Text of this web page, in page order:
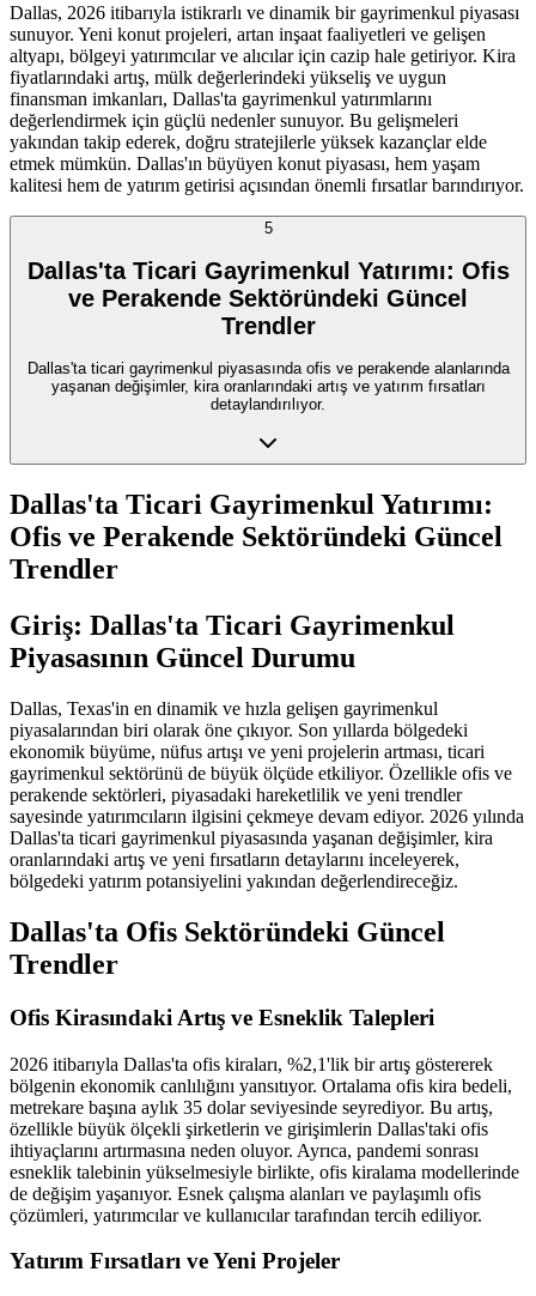
Dallas, 2026 itibarıyla istikrarlı ve dinamik bir gayrimenkul piyasası
sunuyor. Yeni konut projeleri, artan inşaat faaliyetleri ve gelişen
altyapı, bölgeyi yatırımcılar ve alıcılar için cazip hale getiriyor. Kira
fiyatlarındaki artış, mülk değerlerindeki yükseliş ve uygun
finansman imkanları, Dallas'ta gayrimenkul yatırımlarını
değerlendirmek için güçlü nedenler sunuyor. Bu gelişmeleri
yakından takip ederek, doğru stratejilerle yüksek kazançlar elde
etmek mümkün. Dallas'ın büyüyen konut piyasası, hem yaşam
kalitesi hem de yatırım getirisi açısından önemli fırsatlar barındırıyor.
5
Dallas'ta Ticari Gayrimenkul Yatırımı: Ofis
ve Perakende Sektöründeki Güncel
Trendler
Dallas'ta ticari gayrimenkul piyasasında ofis ve perakende alanlarında
yaşanan değişimler, kira oranlarındaki artış ve yatırım fırsatları
detaylandırılıyor.
Dallas'ta Ticari Gayrimenkul Yatırımı:
Ofis ve Perakende Sektöründeki Güncel
Trendler
Giriş: Dallas'ta Ticari Gayrimenkul
Piyasasının Güncel Durumu
Dallas, Texas'in en dinamik ve hızla gelişen gayrimenkul
piyasalarından biri olarak öne çıkıyor. Son yıllarda bölgedeki
ekonomik büyüme, nüfus artışı ve yeni projelerin artması, ticari
gayrimenkul sektörünü de büyük ölçüde etkiliyor. Özellikle ofis ve
perakende sektörleri, piyasadaki hareketlilik ve yeni trendler
sayesinde yatırımcıların ilgisini çekmeye devam ediyor. 2026 yılında
Dallas'ta ticari gayrimenkul piyasasında yaşanan değişimler, kira
oranlarındaki artış ve yeni fırsatların detaylarını inceleyerek,
bölgedeki yatırım potansiyelini yakından değerlendireceğiz.
Dallas'ta Ofis Sektöründeki Güncel
Trendler
Ofis Kirasındaki Artış ve Esneklik Talepleri
2026 itibarıyla Dallas'ta ofis kiraları, %2,1'lik bir artış göstererek
bölgenin ekonomik canlılığını yansıtıyor. Ortalama ofis kira bedeli,
metrekare başına aylık 35 dolar seviyesinde seyrediyor. Bu artış,
özellikle büyük ölçekli şirketlerin ve girişimlerin Dallas'taki ofis
ihtiyaçlarını artırmasına neden oluyor. Ayrıca, pandemi sonrası
esneklik talebinin yükselmesiyle birlikte, ofis kiralama modellerinde
de değişim yaşanıyor. Esnek çalışma alanları ve paylaşımlı ofis
çözümleri, yatırımcılar ve kullanıcılar tarafından tercih ediliyor.
Yatırım Fırsatları ve Yeni Projeler